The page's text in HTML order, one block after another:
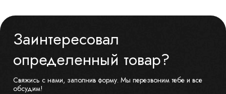
Заинтересовал
определенный товар?
Свяжись с нами, заполнив форму. Мы перезвоним тебе и все
обсудим!